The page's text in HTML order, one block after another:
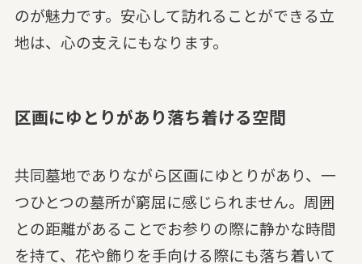
のが魅力です。安心して訪れることができる立
地は、心の支えにもなります。
区画にゆとりがあり落ち着ける空間
共同墓地でありながら区画にゆとりがあり、一
つひとつの墓所が窮屈に感じられません。周囲
との距離があることでお参りの際に静かな時間
を持て、花や飾りを手向ける際にも落ち着いて